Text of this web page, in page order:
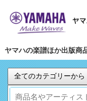
ヤマハの楽譜ほか出版商